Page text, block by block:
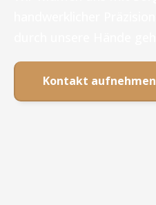
Kontakt aufnehmen